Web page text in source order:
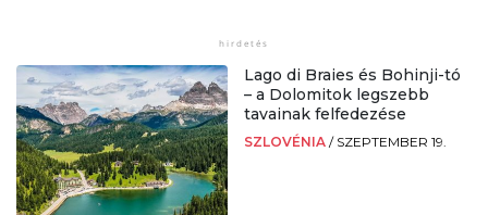
Lago di Braies és Bohinji-tó
– a Dolomitok legszebb
tavainak felfedezése
SZLOVÉNIA / SZEPTEMBER 19.